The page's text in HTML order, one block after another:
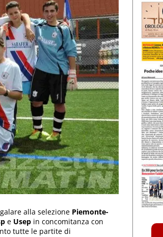
alla selezione Piemonte-
e Usep in concomitanza con
tutte le partite di